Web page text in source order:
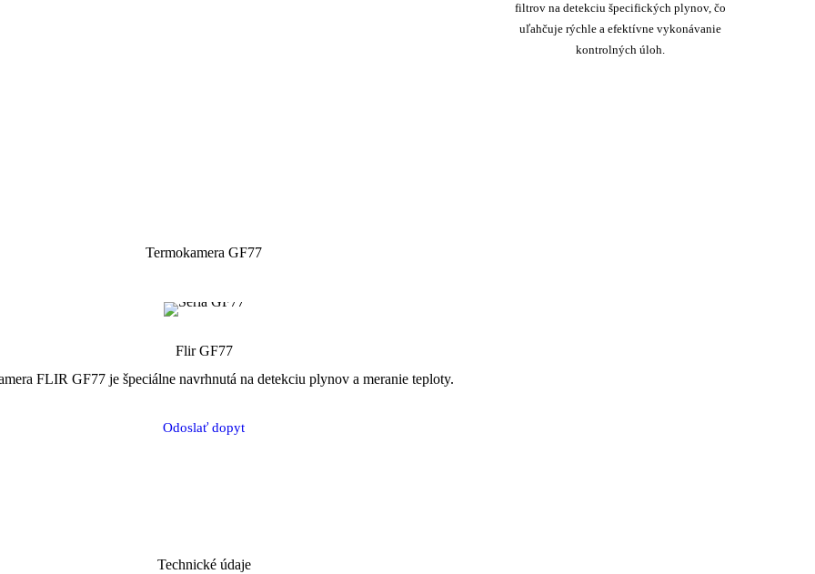
filtrov na detekciu špecifických plynov, čo
uľahčuje rýchle a efektívne vykonávanie
kontrolných úloh.
Termokamera GF77
Flir GF77
FLIR GF77 je špeciálne navrhnutá na detekciu plynov a meranie teploty.
Odoslať dopyt
Technické údaje